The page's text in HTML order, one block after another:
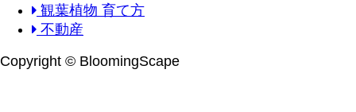
観葉植物 育て方
不動産
Copyright © BloomingScape